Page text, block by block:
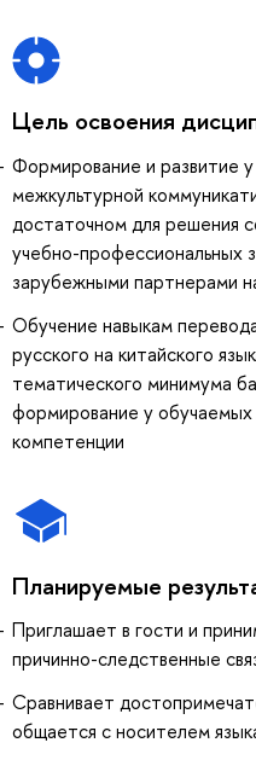
Цель освоения
Формирование и развитие
межкультурной
достаточном для решения
учебно-профессиональных
зарубежными партнерами
Обучение навыкам
русского на китайского
тематического минимума
формирование у обучаемых
компетенции
Планируемые
Приглашает в гости и
причинно-следственные
Сравнивает
общается с носителем